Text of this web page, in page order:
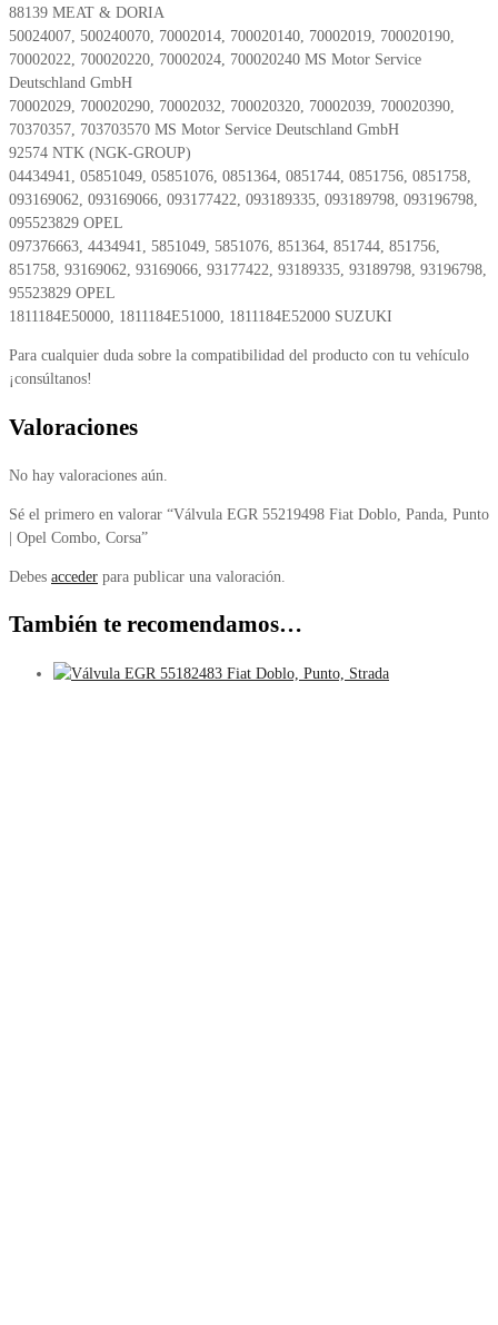
88139 MEAT & DORIA
50024007, 500240070, 70002014, 700020140, 70002019, 700020190,
70002022, 700020220, 70002024, 700020240 MS Motor Service
Deutschland GmbH
70002029, 700020290, 70002032, 700020320, 70002039, 700020390,
70370357, 703703570 MS Motor Service Deutschland GmbH
92574 NTK (NGK-GROUP)
04434941, 05851049, 05851076, 0851364, 0851744, 0851756, 0851758,
093169062, 093169066, 093177422, 093189335, 093189798, 093196798,
095523829 OPEL
097376663, 4434941, 5851049, 5851076, 851364, 851744, 851756,
851758, 93169062, 93169066, 93177422, 93189335, 93189798, 93196798,
95523829 OPEL
1811184E50000, 1811184E51000, 1811184E52000 SUZUKI
Para cualquier duda sobre la compatibilidad del producto con tu vehículo
¡consúltanos!
Valoraciones
No hay valoraciones aún.
Sé el primero en valorar “Válvula EGR 55219498 Fiat Doblo, Panda, Punto
| Opel Combo, Corsa”
Debes acceder para publicar una valoración.
También te recomendamos…